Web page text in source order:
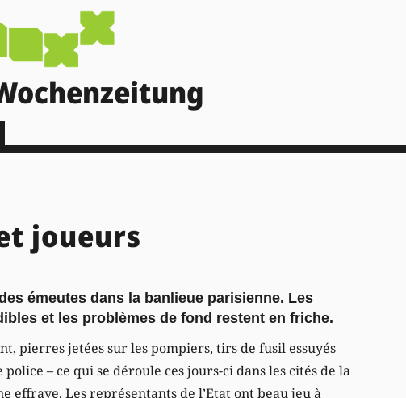
joueurs
émeutes dans la banlieue parisienne. Les
et les problèmes de fond restent en friche.
pierres jetées sur les pompiers, tirs de fusil essuyés
– ce qui se déroule ces jours-ci dans les cités de la
effraye. Les représentants de l’Etat ont beau jeu à